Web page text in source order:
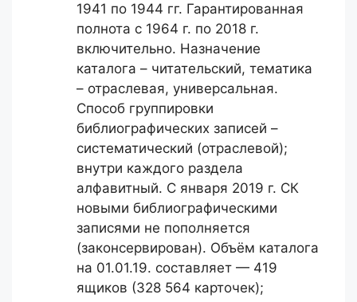
1941 по 1944 гг. Гарантированная
полнота с 1964 г. по 2018 г.
включительно. Назначение
каталога – читательский, тематика
– отраслевая, универсальная.
Способ группировки
библиографических записей –
систематический (отраслевой);
внутри каждого раздела
алфавитный. С января 2019 г. СК
новыми библиографическими
записями не пополняется
(законсервирован). Объём каталога
на 01.01.19. составляет — 419
ящиков (328 564 карточек);